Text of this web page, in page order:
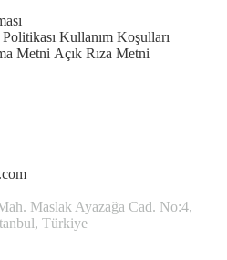
Kullanım Koşulları
Metni Açık Rıza Metni
Maslak Ayazağa Cad. No:4,
Türkiye